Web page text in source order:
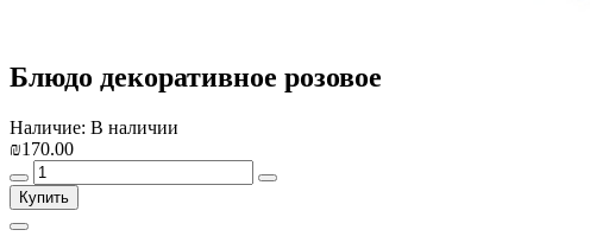
Блюдо декоративное розовое
Наличие: В наличии
₪170.00
Купить